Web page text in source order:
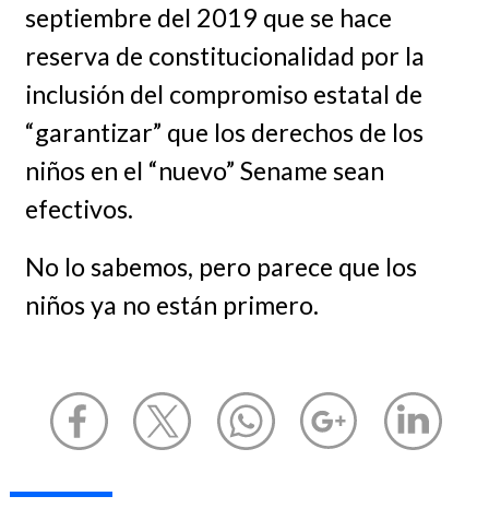
septiembre del 2019 que se hace
reserva de constitucionalidad por la
inclusión del compromiso estatal de
“garantizar” que los derechos de los
niños en el “nuevo” Sename sean
efectivos.
No lo sabemos, pero parece que los
niños ya no están primero.